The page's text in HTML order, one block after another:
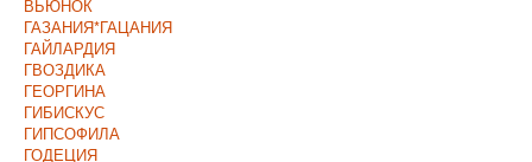
ВЬЮНОК
ГАЗАНИЯ*ГАЦАНИЯ
ГАЙЛАРДИЯ
ГВОЗДИКА
ГЕОРГИНА
ГИБИСКУС
ГИПСОФИЛА
ГОДЕЦИЯ